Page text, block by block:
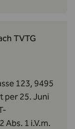
TVTG
123, 9495
per 25. Juni
1 i.V.m.